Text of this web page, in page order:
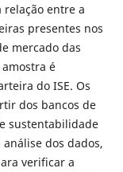
relação entre a
presentes nos
mercado das
é
do ISE. Os
dos bancos de
sustentabilidade
dos dados,
verificar a